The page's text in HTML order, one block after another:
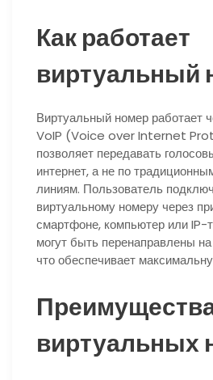
Как работает
виртуальный
Виртуальный номер работает
VoIP (Voice over Internet
позволяет передавать
интернет, а не по
линиям. Пользователь
виртуальному номеру через
смартфоне, компьютер или IP-
могут быть перенаправлены
что обеспечивает
виртуальных